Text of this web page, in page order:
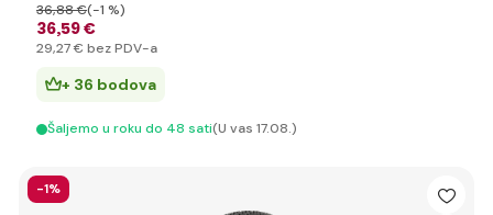
36,59 €
36,88 €(-1 %)
29,27 € bez PDV-a
+ 36 bodova
Šaljemo u roku do 48 sati(U vas 17.08.)
-1%